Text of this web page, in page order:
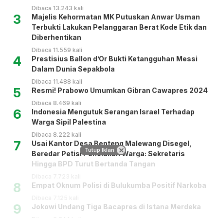
Dibaca 13.243 kali
3
Majelis Kehormatan MK Putuskan Anwar Usman
Terbukti Lakukan Pelanggaran Berat Kode Etik dan
Diberhentikan
Dibaca 11.559 kali
4
Prestisius Ballon d’Or Bukti Ketangguhan Messi
Dalam Dunia Sepakbola
Dibaca 11.488 kali
5 Resmi! Prabowo Umumkan Gibran Cawapres 2024
Dibaca 8.469 kali
6
Indonesia Mengutuk Serangan Israel Terhadap
Warga Sipil Palestina
Dibaca 8.222 kali
7
Usai Kantor Desa Benteng Malewang Disegel,
Beredar Petisi Penolakan Warga: Sekretaris
Hingga BPD Turut Bertanda Tangan
8 Empat Oknum Polisi di Bulukumba Positif Narkoba
9 Jokowi Undang Tiga Bacapres di Istana Merdeka
Tutup Iklan